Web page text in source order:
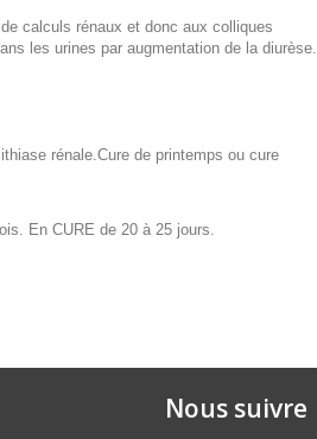
calculs rénaux et donc aux colliques
les urines par augmentation de la diurèse.
rénale.Cure de printemps ou cure
En CURE de 20 à 25 jours.
Nous suivre